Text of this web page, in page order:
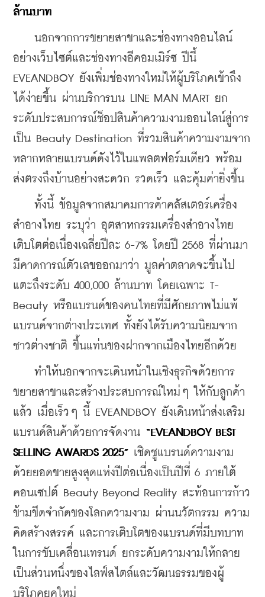
ล้านบาท
นอกจากการขยายสาขาและช่องทางออนไลน์
อย่างเว็บไซต์และช่องทางอีคอมเมิร์ซ ปีนี้
EVEANDBOY ยังเพิ่มช่องทางใหม่ให้ผู้บริโภคเข้าถึง
ได้ง่ายขึ้น ผ่านบริการบน LINE MAN MART ยก
ระดับประสบการณ์ช็อปสินค้าความงามออนไลน์สู่การ
เป็น Beauty Destination ที่รวมสินค้าความงามจาก
หลากหลายแบรนด์ดังไว้ในแพลตฟอร์มเดียว พร้อม
ส่งตรงถึงบ้านอย่างสะดวก รวดเร็ว และคุ้มค่ายิ่งขึ้น
ทั้งนี้ ข้อมูลจากสมาคมการค้าคลัสเตอร์เครื่อง
สำอางไทย ระบุว่า อุตสาหกรรมเครื่องสำอางไทย
เติบโตต่อเนื่องเฉลี่ยปีละ 6-7% โดยปี 2568 ที่ผ่านมา
มีคาดการณ์ตัวเลขออกมาว่า มูลค่าตลาดจะขึ้นไป
แตะถึงระดับ 400,000 ล้านบาท โดยเฉพาะ T-
Beauty หรือแบรนด์ของคนไทยที่มีศักยภาพไม่แพ้
แบรนด์จากต่างประเทศ ทั้งยังได้รับความนิยมจาก
ชาวต่างชาติ ขึ้นแท่นของฝากจากเมืองไทยอีกด้วย
ทำให้นอกจากจะเดินหน้าในเชิงธุรกิจด้วยการ
ขยายสาขาและสร้างประสบการณ์ใหม่ๆ ให้กับลูกค้า
แล้ว เมื่อเร็วๆ นี้ EVEANDBOY ยังเดินหน้าส่งเสริม
แบรนด์สินค้าด้วยการจัดงาน “EVEANDBOY BEST
SELLING AWARDS 2025” เชิดชูแบรนด์ความงาม
ด้วยยอดขายสูงสุดแห่งปีต่อเนื่องเป็นปีที่ 6 ภายใต้
คอนเซปต์ Beauty Beyond Reality สะท้อนการก้าว
ข้ามขีดจำกัดของโลกความงาม ผ่านนวัตกรรม ความ
คิดสร้างสรรค์ และการเติบโตของแบรนด์ที่มีบทบาท
ในการขับเคลื่อนเทรนด์ ยกระดับความงามให้กลาย
เป็นส่วนหนึ่งของไลฟ์สไตล์และวัฒนธรรมของผู้
บริโภคยุคใหม่